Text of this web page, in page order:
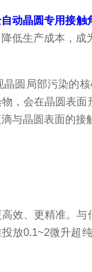
动晶圆专用接触
低生产成本，成
局部污染的核
，会在晶圆表
与晶圆表面的接
、更精准。与
放0.1~2微升超